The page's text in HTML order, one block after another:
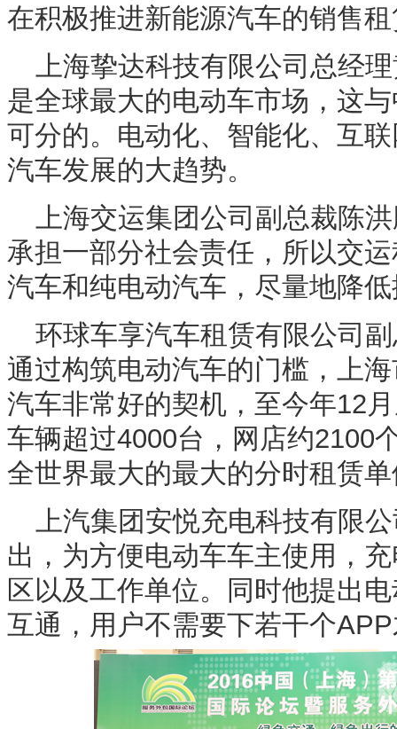
在积极推进新能源汽车的销售
上海挚达科技有限公司总经
是全球最大的电动车市场，这
可分的。电动化、智能化、互
汽车发展的大趋势。
上海交运集团公司副总裁陈
承担一部分社会责任，所以交
汽车和纯电动汽车，尽量地降
环球车享汽车租赁有限公司
通过构筑电动汽车的门槛，上
汽车非常好的契机，至今年12
车辆超过4000台，网店约2100
全世界最大的最大的分时租赁
上汽集团安悦充电科技有限
出，为方便电动车车主使用，
区以及工作单位。同时他提出
互通，用户不需要下若干个